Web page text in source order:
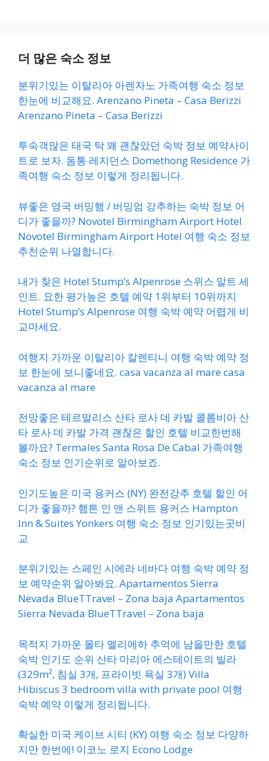
더 많은 숙소 정보
분위기있는 이탈리아 아렌자노 가족여행 숙소 정보
한눈에 비교해요. Arenzano Pineta – Casa Berizzi
Arenzano Pineta – Casa Berizzi
투숙객많은 태국 탁 꽤 괜찮았던 숙박 정보 예약사이
트로 보자. 돔통 레지던스 Domethong Residence 가
족여행 숙소 정보 이렇게 정리됩니다.
뷰좋은 영국 버밍햄 / 버밍엄 강추하는 숙박 정보 어
디가 좋을까? Novotel Birmingham Airport Hotel
Novotel Birmingham Airport Hotel 여행 숙소 정보
추천순위 나열합니다.
내가 찾은 Hotel Stump’s Alpenrose 스위스 알트 세
인트. 요한 평가높은 호텔 예약 1위부터 10위까지
Hotel Stump’s Alpenrose 여행 숙박 예약 어렵게 비
교마세요.
여행지 가까운 이탈리아 칼렌티니 여행 숙박 예약 정
보 한눈에 보니좋네요. casa vacanza al mare casa
vacanza al mare
전망좋은 테르말리스 산타 로사 데 카발 콜롬비아 산
타 로사 데 카발 가격 괜찮은 할인 호텔 비교한번해
볼까요? Termales Santa Rosa De Cabal 가족여행
숙소 정보 인기순위로 알아보죠.
인기도높은 미국 용커스 (NY) 완전강추 호텔 할인 어
디가 좋을까? 햄튼 인 앤 스위트 용커스 Hampton
Inn & Suites Yonkers 여행 숙소 정보 인기있는곳비
교
분위기있는 스페인 시에라 네바다 여행 숙박 예약 정
보 예약순위 알아봐요. Apartamentos Sierra
Nevada BlueTTravel – Zona baja Apartamentos
Sierra Nevada BlueTTravel – Zona baja
목적지 가까운 몰타 멜리에하 추억에 남을만한 호텔
숙박 인기도 순위 산타 마리아 에스테이트의 빌라
(329m², 침실 3개, 프라이빗 욕실 3개) Villa
Hibiscus 3 bedroom villa with private pool 여행
숙박 예약 이렇게 정리됩니다.
확실한 미국 케이브 시티 (KY) 여행 숙소 정보 다양하
지만 한번에! 이코노 로지 Econo Lodge